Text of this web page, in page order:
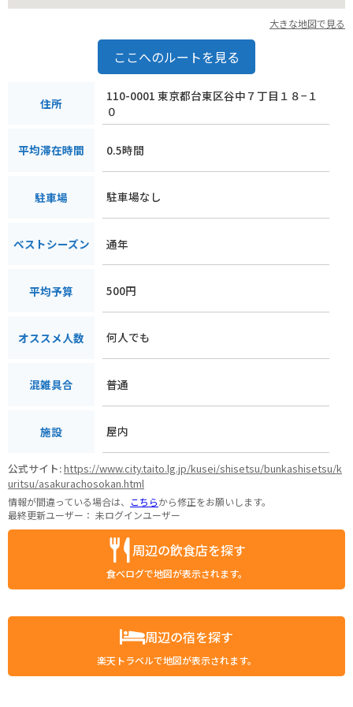
大きな地図で見る
ここへのルートを見る
住所
110-0001 東京都台東区谷中７丁目１８−１
０
平均滞在時間 0.5時間
駐車場 駐車場なし
ベストシーズン 通年
平均予算 500円
オススメ人数 何人でも
混雑具合 普通
施設 屋内
公式サイト:https://www.city.taito.lg.jp/kusei/shisetsu/bunkashisetsu/k
uritsu/asakurachosokan.html
情報が間違っている場合は、 こちらから修正をお願いします。
最終更新ユーザー： 未ログインユーザー
周辺の飲食店を探す
食べログで地図が表示されます。
周辺の宿を探す
楽天トラベルで地図が表示されます。